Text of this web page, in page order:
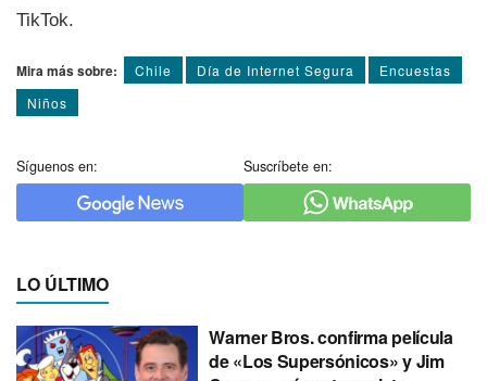
TikTok.
Mira más sobre: Chile Dí­a de Internet Segura
Encuestas
Niños
Síguenos en: Suscríbete en:
LO ÚLTIMO
Warner Bros. confirma película
de «Los Supersónicos» y Jim